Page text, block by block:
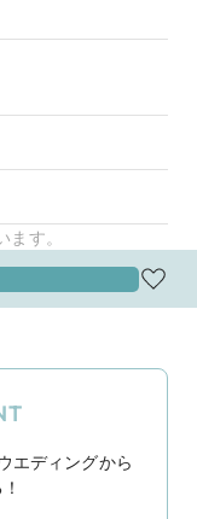
す。
エディングから